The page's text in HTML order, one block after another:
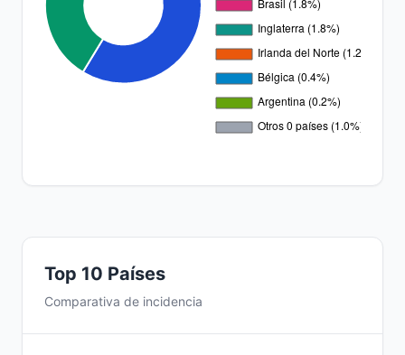
Top 10 Países
Comparativa de incidencia